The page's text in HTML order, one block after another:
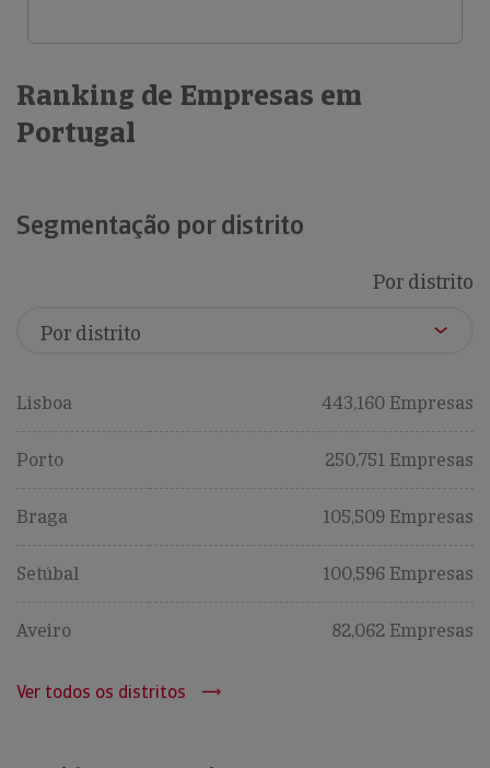
Ranking de Empresas em
Portugal
Segmentação por distrito
Por distrito
Lisboa 443,160 Empresas
Porto 250,751 Empresas
Braga 105,509 Empresas
Setúbal 100,596 Empresas
Aveiro 82,062 Empresas
Ver todos os distritos